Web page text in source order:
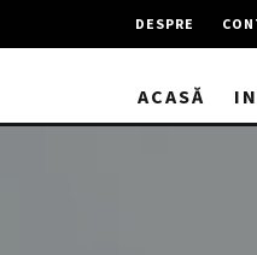
DESPRE
ACASĂ